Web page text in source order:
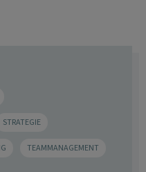
STRATEGIE
TEAMMANAGEMENT